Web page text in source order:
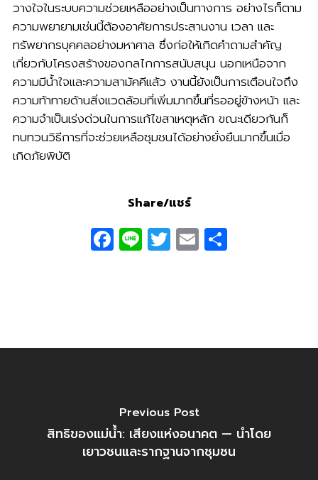
วางใจในระบบความช่วยเหลืออย่างเป็นทางการ อย่างไรก็ตาม
ความพยายามเช่นนี้ต้องอาศัยการประสานงาน เวลา และ
ทรัพยากรบุคคลอย่างมหาศาล ซึ่งก่อให้เกิดคำถามสำคัญ
เกี่ยวกับโครงสร้างของกลไกการสนับสนุน นอกเหนือจาก
ความมีน้ำใจและความสามัคคีแล้ว งานนี้ยังเป็นการเตือนใจถึง
ความท้าทายด้านสิ่งแวดล้อมที่เพิ่มมากขึ้นที่รออยู่ข้างหน้า และ
ความจำเป็นเร่งด่วนในการแก้ไขสาเหตุหลัก ขณะเดียวกันก็
ทบทวนวิธีการที่จะช่วยเหลือชุมชนได้อย่างยั่งยืนมากขึ้นเมื่อ
เกิดภัยพิบัติ
Share/แชร์
Facebook
LineTwitter
Email
Previous Post
สิทธิของแม่น้ำ: เสียงแห่งอนาคต — นำโดย
เยาวชนและรากฐานจากชุมชน